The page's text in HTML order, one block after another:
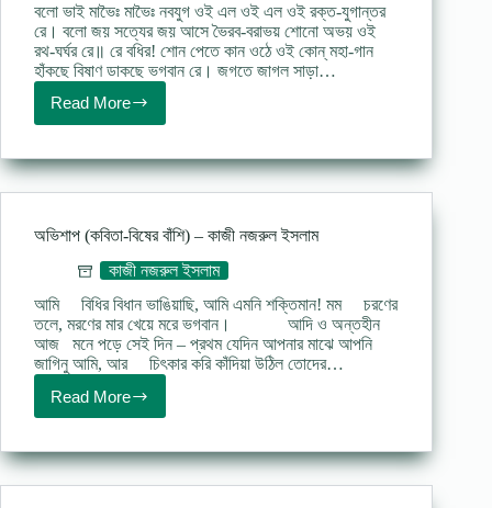
বলো ভাই মাভৈঃ মাভৈঃ নবযুগ ওই এল ওই এল ওই রক্ত-যুগান্তর
রে। বলো জয় সত্যের জয় আসে ভৈরব-বরাভয় শোনো অভয় ওই
রথ-ঘর্ঘর রে॥ রে বধির! শোন পেতে কান ওঠে ওই কোন্ মহা-গান
হাঁকছে বিষাণ ডাকছে ভগবান রে। জগতে জাগল সাড়া…
Read More
যুগান্তরের
গান
–
কাজী
ইসলাম
অভিশাপ (কবিতা-বিষের বাঁশি) – কাজী নজরুল ইসলাম
কাজী নজরুল ইসলাম
আমি বিধির বিধান ভাঙিয়াছি, আমি এমনি শক্তিমান! মম চরণের
তলে, মরণের মার খেয়ে মরে ভগবান। আদি ও অন্তহীন
আজ মনে পড়ে সেই দিন – প্রথম যেদিন আপনার মাঝে আপনি
জাগিনু আমি, আর চিৎকার করি কাঁদিয়া উঠিল তোদের…
Read More
অভিশাপ
(কবিতা-
বাঁশি)
–